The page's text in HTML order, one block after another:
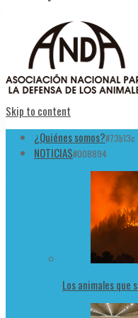
Skip to content
¿Quiénes somos?#73b13c
NOTICIAS#008894
Los animales que